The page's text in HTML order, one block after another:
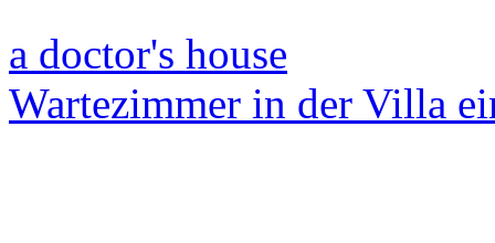
a doctor's house
Wartezimmer in der Villa